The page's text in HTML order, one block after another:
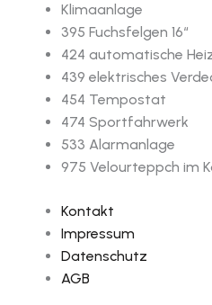
Klimaanlage
395 Fuchsfelgen 16“
424 automatische
439 elektrisches
454 Tempostat
474 Sportfahrwerk
533 Alarmanlage
975 Velourteppch im
Kontakt
Impressum
Datenschutz
AGB